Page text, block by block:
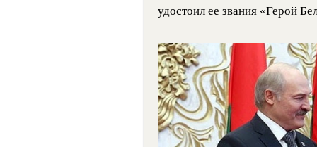
удостоил ее звания «Герой